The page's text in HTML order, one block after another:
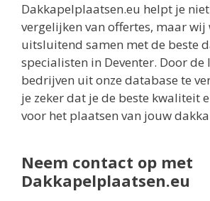
Dakkapelplaatsen.eu helpt je
vergelijken van offertes, maar wij
uitsluitend samen met de beste
specialisten in Deventer. Door de
bedrijven uit onze database te
je zeker dat je de beste kwaliteit
voor het plaatsen van jouw
Neem contact op met
Dakkapelplaatsen.eu